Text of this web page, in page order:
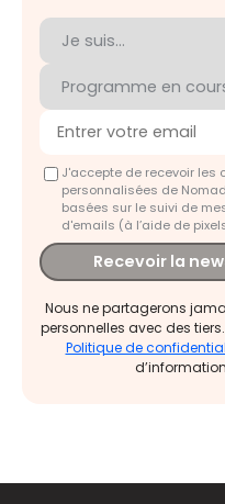
J'accepte de recevoir les
personnalisées de
basées sur le suivi de
d'emails (à l’aide de
Recevoir la
Nous ne partagerons
personnelles avec des
Politique de